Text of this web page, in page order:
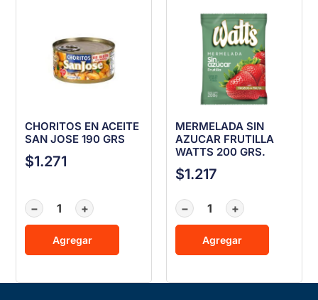
CHORITOS EN ACEITE
SAN JOSE 190 GRS
$1.271
− +
Agregar
MERMELADA SIN
AZUCAR FRUTILLA
WATTS 200 GRS.
$1.217
− +
Agregar